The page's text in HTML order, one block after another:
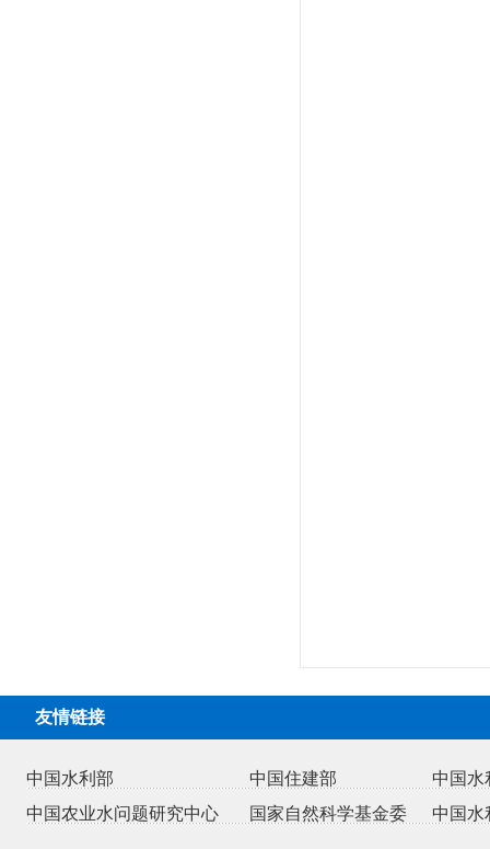
友情链接
中国水利部 中国住建部
中国水
中国农业水问题研究中心
国家自然科学基金委 中国水